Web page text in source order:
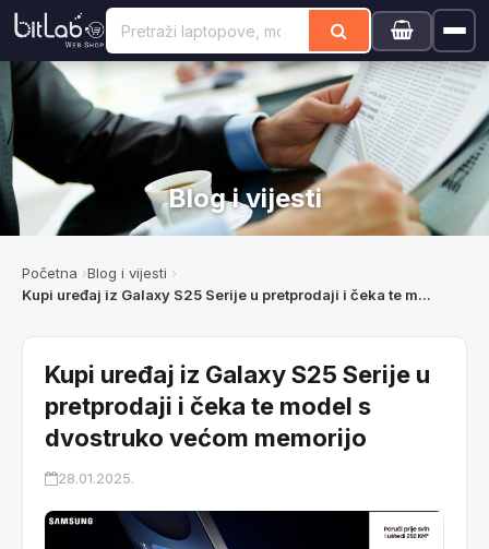
Blog i vijesti
Početna
Blog i vijesti
Kupi uređaj iz Galaxy S25 Serije u pretprodaji i čeka te m...
Kupi uređaj iz Galaxy S25 Serije u
pretprodaji i čeka te model s
dvostruko većom memorijo
28.01.2025.